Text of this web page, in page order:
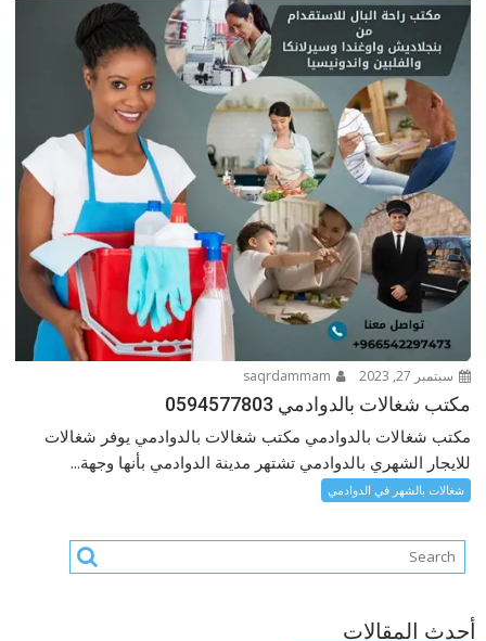
سبتمبر 27, 2023
مكتب شغالات بالدوادمي 0594577803
مكتب شغالات بالدوادمي مكتب شغالات بالدوادمي يوفر شغالات
للايجار الشهري بالدوادمي تشتهر مدينة الدوادمي بأنها وجهة...
شغالات بالشهر في الدوادمي
أحدث المقالات